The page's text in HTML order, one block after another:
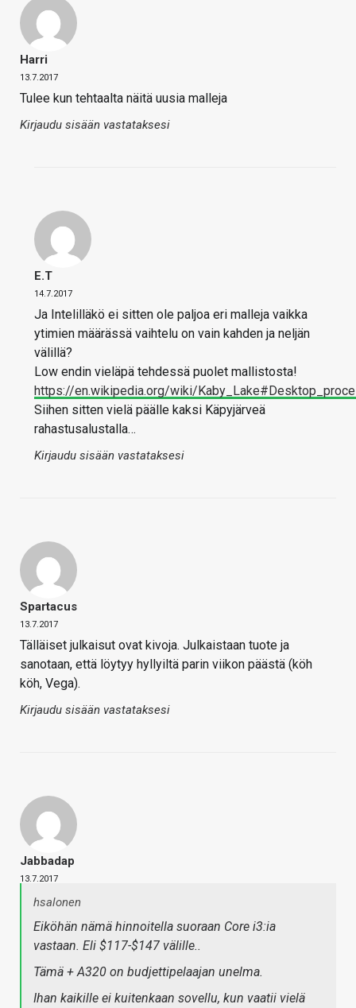
Harri
13.7.2017
Tulee kun tehtaalta näitä uusia malleja
Kirjaudu sisään vastataksesi
E.T
14.7.2017
Ja Intelilläkö ei sitten ole paljoa eri malleja vaikka
ytimien määrässä vaihtelu on vain kahden ja neljän
välillä?
Low endin vieläpä tehdessä puolet mallistosta!
https://en.wikipedia.org/wiki/
Siihen sitten vielä päälle kaksi Käpyjärveä
rahastusalustalla…
Kirjaudu sisään vastataksesi
Spartacus
13.7.2017
Tälläiset julkaisut ovat kivoja. Julkaistaan tuote ja
sanotaan, että löytyy hyllyiltä parin viikon päästä (köh
köh, Vega).
Kirjaudu sisään vastataksesi
Jabbadap
13.7.2017
hsalonen
Eiköhän nämä hinnoitella suoraan Core i3:ia
vastaan. Eli $117-$147 välille..
Tämä + A320 on budjettipelaajan unelma.
Ihan kaikille ei kuitenkaan sovellu, kun vaatii vielä